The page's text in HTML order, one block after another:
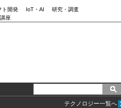
ト開発 IoT・AI
研究・調査
座
テクノロジー一覧へ